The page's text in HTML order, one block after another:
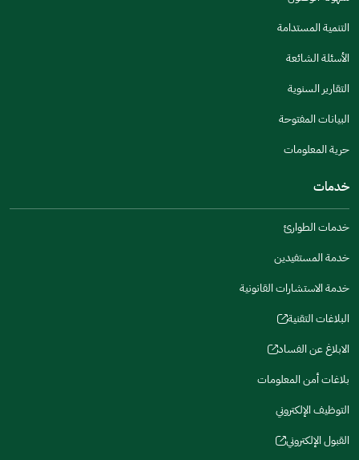
new
window)
new
window)
a
new
window)
a
new
window)
إرسال
التنمية المستدامة
الأسئلة الشائعة
التقارير السنوية
البيانات المفتوحة
حرية المعلومات
خدمات
خدمات الطوارئ
خدمة المستفيدين
خدمة الاستشارات القانونية
البلاغات التقنية
(opens
new
window)
الابلاغ عن الفساد
(opens
new
window)
بلاغات أمن المعلومات
التوظيف الإلكتروني
القبول الإلكتروني
(opens